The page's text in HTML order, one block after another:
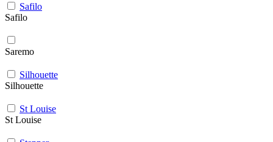
Safilo
Safilo
Saremo
Silhouette
Silhouette
St Louise
St Louise